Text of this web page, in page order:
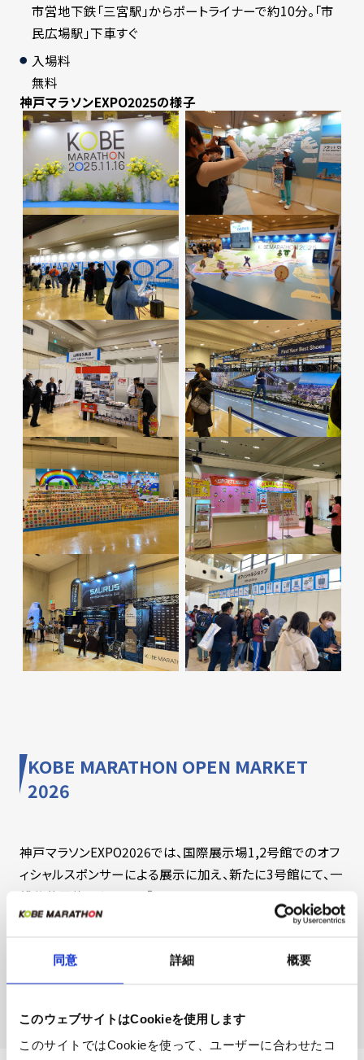
同意 詳細 概要
このウェブサイトはCookieを使用します
このサイトではCookieを使って、ユーザーに合わせたコ
市営地下鉄「三宮駅」からポートライナーで約10分。「市
民広場駅」下車すぐ
入場料
無料
神戸マラソンEXPO2025の様子
KOBE MARATHON OPEN MARKET
2026
神戸マラソンEXPO2026では、国際展示場1,2号館でのオフ
ィシャルスポンサーによる展示に加え、新たに3号館にて、一
般公募団体による展示「KOBE MARATHON OPEN
MARKET 2026」を開催します。詳しくは下記をご確認くださ
https://kobe-marathon.net/2026/global/race/mar
ket/